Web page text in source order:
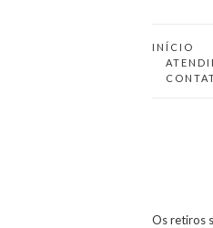
INÍCIO
Os retiros